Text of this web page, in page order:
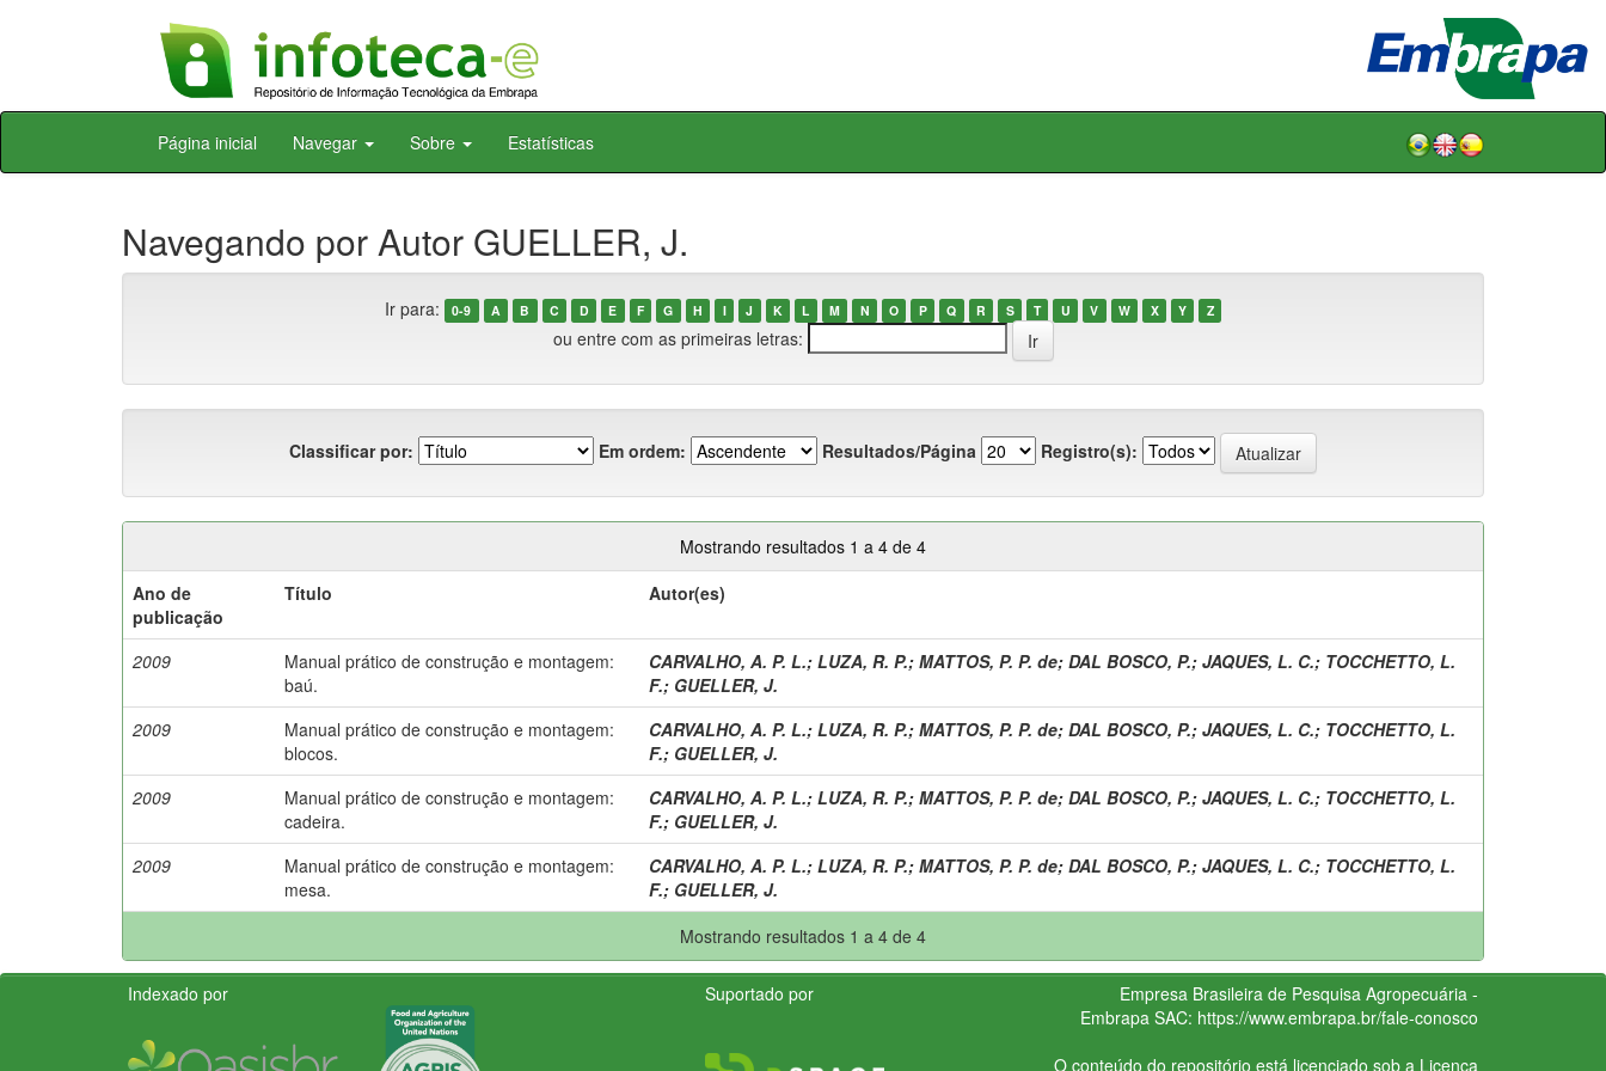
Skip
Página inicial Navegar Sobre Estatísticas
Navegando por Autor GUELLER, J.
Ir para: 0-9 A B C D E F G H I J K L M N O P Q R S T U V W X Y Z
ou entre com as primeiras letras:
Classificar por: Em ordem: Resultados/Página Registro(s):
Mostrando resultados 1 a 4 de 4
Ano de
publicação
Título Autor(es)
2009
Manual prático de construção e montagem:
baú.
CARVALHO, A. P. L.; LUZA, R. P.; MATTOS, P. P. de; DAL BOSCO, P.; JAQUES, L. C.; TOCCHETTO, L.
F.; GUELLER, J.
2009
Manual prático de construção e montagem:
blocos.
CARVALHO, A. P. L.; LUZA, R. P.; MATTOS, P. P. de; DAL BOSCO, P.; JAQUES, L. C.; TOCCHETTO, L.
F.; GUELLER, J.
2009
Manual prático de construção e montagem:
cadeira.
CARVALHO, A. P. L.; LUZA, R. P.; MATTOS, P. P. de; DAL BOSCO, P.; JAQUES, L. C.; TOCCHETTO, L.
F.; GUELLER, J.
2009
Manual prático de construção e montagem:
mesa.
CARVALHO, A. P. L.; LUZA, R. P.; MATTOS, P. P. de; DAL BOSCO, P.; JAQUES, L. C.; TOCCHETTO, L.
F.; GUELLER, J.
Mostrando resultados 1 a 4 de 4
Indexado por Suportado por
Empresa Brasileira de Pesquisa Agropecuária -
Embrapa SAC: https://www.embrapa.br/fale-conosco
O conteúdo do repositório está licenciado sob a Licença